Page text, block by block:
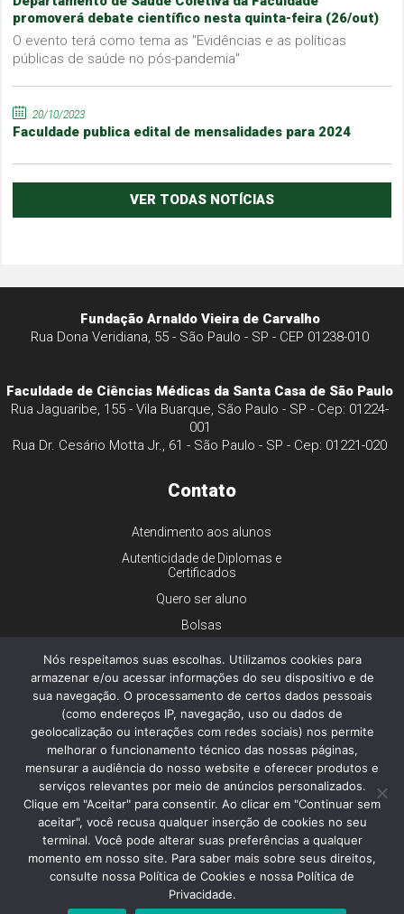
promoverá debate científico nesta quinta-feira (26/out)
O evento terá como tema as "Evidências e as políticas
públicas de saúde no pós-pandemia"
20/10/2023
Faculdade publica edital de mensalidades para 2024
VER TODAS NOTÍCIAS
Fundação Arnaldo Vieira de Carvalho
Rua Dona Veridiana, 55 - São Paulo - SP - CEP 01238-010
Faculdade de Ciências Médicas da Santa Casa de São Paulo
Rua Jaguaribe, 155 - Vila Buarque, São Paulo - SP - Cep: 01224-
001
Rua Dr. Cesário Motta Jr., 61 - São Paulo - SP - Cep: 01221-020
Contato
Atendimento aos alunos
Autenticidade de Diplomas e
Certificados
Quero ser aluno
Bolsas
Trabalhe conosco
Imprensa
Ouvidoria
Dúvidas gerais
© 2026 - Faculdade de Ciências Médicas da Santa Casa de São
Paulo - Todos os direitos reservados.
Política de Privacidade e Cookies
Nós respeitamos suas escolhas. Utilizamos cookies para
armazenar e/ou acessar informações do seu dispositivo e de
sua navegação. O processamento de certos dados pessoais
(como endereços IP, navegação, uso ou dados de
geolocalização ou interações com redes sociais) nos permite
melhorar o funcionamento técnico das nossas páginas,
mensurar a audiência do nosso website e oferecer produtos e
serviços relevantes por meio de anúncios personalizados.
Clique em "Aceitar" para consentir. Ao clicar em "Continuar sem
aceitar", você recusa qualquer inserção de cookies no seu
terminal. Você pode alterar suas preferências a qualquer
momento em nosso site. Para saber mais sobre seus direitos,
consulte nossa Política de Cookies e nossa Política de
Privacidade.